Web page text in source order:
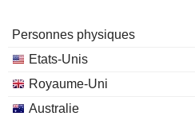
Personnes physiques
Etats-Unis
Royaume-Uni
Australie